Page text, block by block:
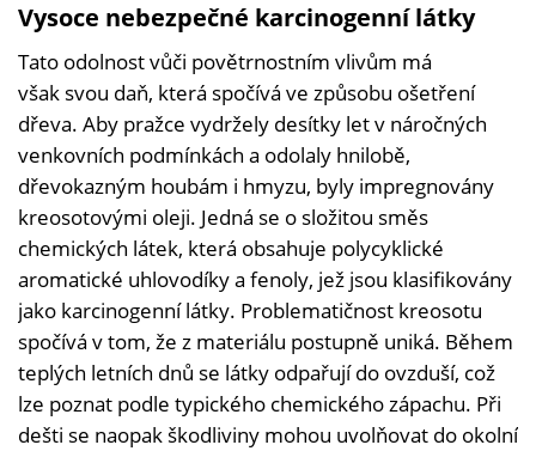
Vysoce nebezpečné karcinogenní látky
Tato odolnost vůči povětrnostním vlivům má
však svou daň, která spočívá ve způsobu ošetření
dřeva. Aby pražce vydržely desítky let v náročných
venkovních podmínkách a odolaly hnilobě,
dřevokazným houbám i hmyzu, byly impregnovány
kreosotovými oleji. Jedná se o složitou směs
chemických látek, která obsahuje polycyklické
aromatické uhlovodíky a fenoly, jež jsou klasifikovány
jako karcinogenní látky. Problematičnost kreosotu
spočívá v tom, že z materiálu postupně uniká. Během
teplých letních dnů se látky odpařují do ovzduší, což
lze poznat podle typického chemického zápachu. Při
dešti se naopak škodliviny mohou uvolňovat do okolní